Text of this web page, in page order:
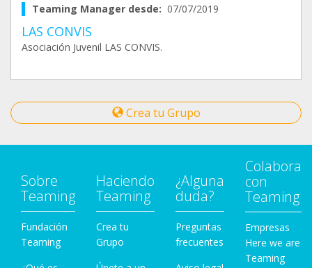
Teaming Manager desde: 07/07/2019
LAS CONVIS
Asociación Juvenil LAS CONVIS.
Crea tu Grupo
Sobre
Teaming
Fundación
Teaming
Haciendo
Teaming
Crea tu
Grupo
¿Alguna
duda?
Preguntas
frecuentes
Colabora
con
Teaming
Empresas
Here we are
Teaming